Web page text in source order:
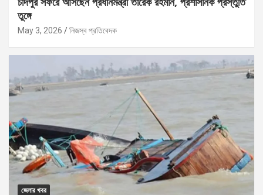
তুঙ্গে
May 3, 2026 নিজস্ব প্রতিবেদক
জেলার খবর